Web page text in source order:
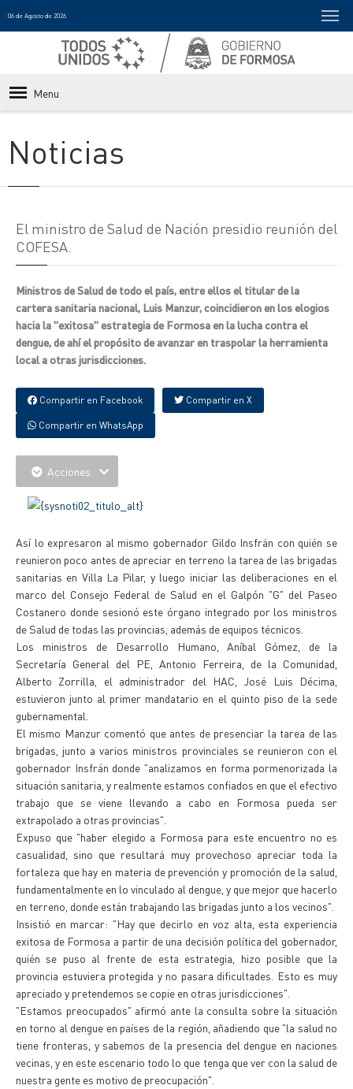
06 de Agosto de 2026
Menu
Noticias
El ministro de Salud de Nación presidio reunión del
COFESA.
Ministros de Salud de todo el país, entre ellos el titular de la
cartera sanitaria nacional, Luis Manzur, coincidieron en los elogios
hacia la "exitosa" estrategia de Formosa en la lucha contra el
dengue, de ahí el propósito de avanzar en traspolar la herramienta
local a otras jurisdicciones.
Compartir en Facebook Compartir en X
Compartir en WhatsApp
Acciones
Así lo expresaron al mismo gobernador Gildo Insfrán con quién se
reunieron poco antes de apreciar en terreno la tarea de las brigadas
sanitarias en Villa La Pilar, y luego iniciar las deliberaciones en el
marco del Consejo Federal de Salud en el Galpón "G" del Paseo
Costanero donde sesionó este órgano integrado por los ministros
de Salud de todas las provincias, además de equipos técnicos.
Los ministros de Desarrollo Humano, Aníbal Gómez, de la
Secretaría General del PE, Antonio Ferreira, de la Comunidad,
Alberto Zorrilla, el administrador del HAC, José Luis Décima,
estuvieron junto al primer mandatario en el quinto piso de la sede
gubernamental.
El mismo Manzur comentó que antes de presenciar la tarea de las
brigadas, junto a varios ministros provinciales se reunieron con el
gobernador Insfrán donde "analizamos en forma pormenorizada la
situación sanitaria, y realmente estamos confiados en que el efectivo
trabajo que se viene llevando a cabo en Formosa pueda ser
extrapolado a otras provincias".
Expuso que "haber elegido a Formosa para este encuentro no es
casualidad, sino que resultará muy provechoso apreciar toda la
fortaleza que hay en materia de prevención y promoción de la salud,
fundamentalmente en lo vinculado al dengue, y que mejor que hacerlo
en terreno, donde están trabajando las brigadas junto a los vecinos".
Insistió en marcar: "Hay que decirlo en voz alta, esta experiencia
exitosa de Formosa a partir de una decisión política del gobernador,
quién se puso al frente de esta estrategia, hizo posible que la
provincia estuviera protegida y no pasara dificultades. Esto es muy
apreciado y pretendemos se copie en otras jurisdicciones".
"Estamos preocupados" afirmó ante la consulta sobre la situación
en torno al dengue en países de la región, añadiendo que "la salud no
tiene fronteras, y sabemos de la presencia del dengue en naciones
vecinas, y en este escenario todo lo que tenga que ver con la salud de
nuestra gente es motivo de preocupación".